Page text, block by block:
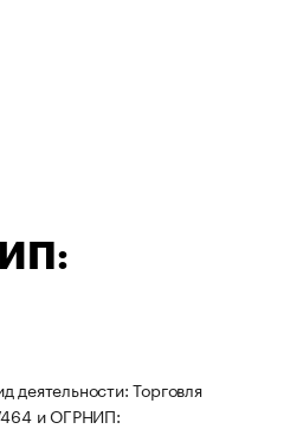
деятельности: Торговля
и ОГРНИП: